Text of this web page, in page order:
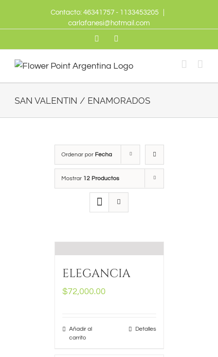
content
Contacto: 46341757 - 1133453205
carlafanesi@hotmail.com
Twitter
SAN VALENTIN / ENAMORADOS
Ordenar por Fecha
Mostrar 12 Productos
ELEGANCIA
$72,000.00
Añadir al
carrito
Detalles